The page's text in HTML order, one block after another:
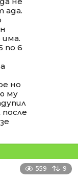
ада.
по 6
но
му
559 9